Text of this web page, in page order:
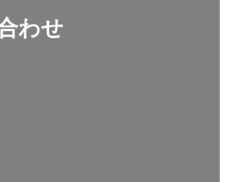
わせ